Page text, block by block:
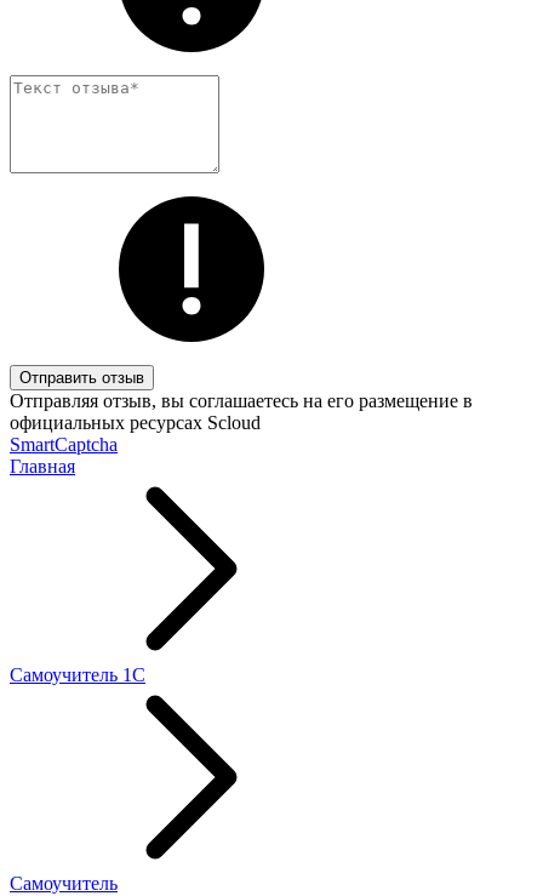
Отправить отзыв
Отправляя отзыв, вы соглашаетесь на его размещение в
официальных ресурсах Scloud
SmartCaptcha
Главная
Самоучитель 1С
Самоучитель